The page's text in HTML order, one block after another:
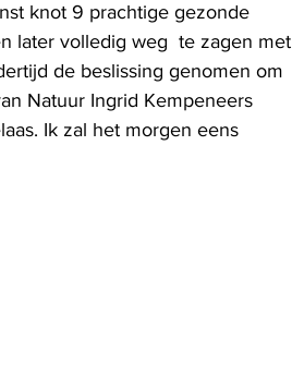
knot 9 prachtige gezonde
later volledig weg  te zagen met
de beslissing genomen om
Natuur Ingrid Kempeneers
Ik zal het morgen eens